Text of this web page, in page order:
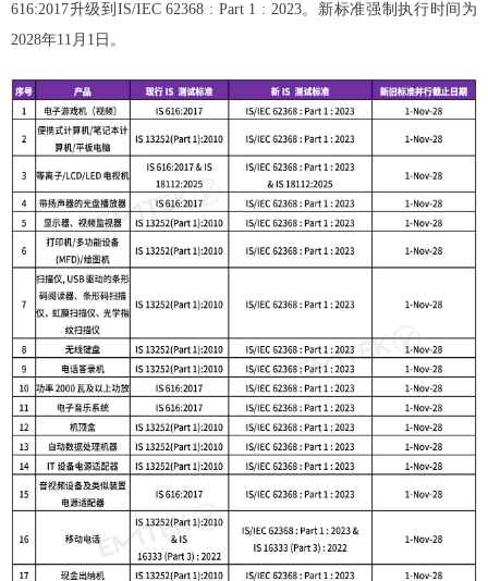
616:2017升级到IS/IEC 62368 : Part 1 : 2023。新标准强制执行时间为
2028年11月1日。